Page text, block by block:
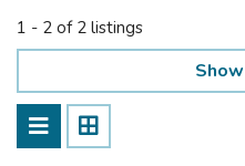
1 - 2 of 2 listings